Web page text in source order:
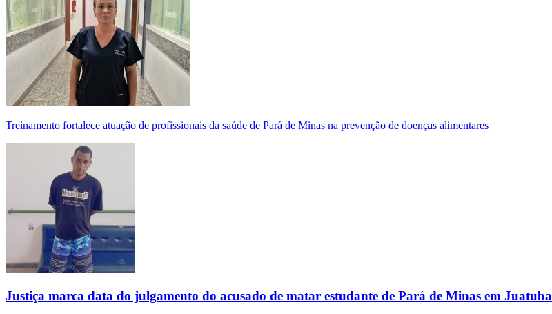
Treinamento fortalece atuação de profissionais da saúde de Pará de Minas na prevenção de doenças alimentares
Justiça marca data do julgamento do acusado de matar estudante de Pará de Minas em Juatuba